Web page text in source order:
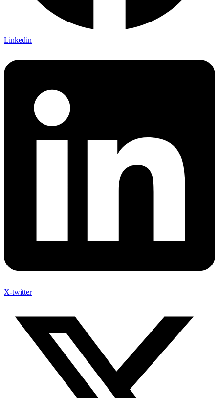
Linkedin
X-twitter